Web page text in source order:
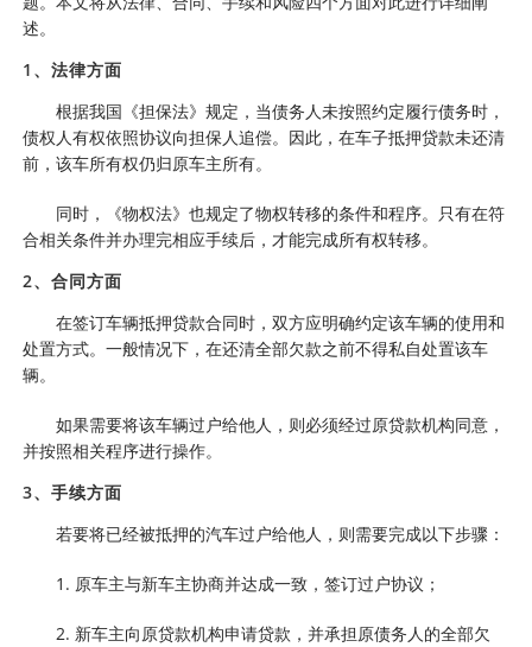
述。
1、法律方面
根据我国《担保法》规定，当债务人未按照约定履行债务时，
债权人有权依照协议向担保人追偿。因此，在车子抵押贷款未还清
前，该车所有权仍归原车主所有。
同时，《物权法》也规定了物权转移的条件和程序。只有在符
合相关条件并办理完相应手续后，才能完成所有权转移。
2、合同方面
在签订车辆抵押贷款合同时，双方应明确约定该车辆的使用和
处置方式。一般情况下，在还清全部欠款之前不得私自处置该车
辆。
如果需要将该车辆过户给他人，则必须经过原贷款机构同意，
并按照相关程序进行操作。
3、手续方面
若要将已经被抵押的汽车过户给他人，则需要完成以下步骤：
1. 原车主与新车主协商并达成一致，签订过户协议；
2. 新车主向原贷款机构申请贷款，并承担原债务人的全部欠